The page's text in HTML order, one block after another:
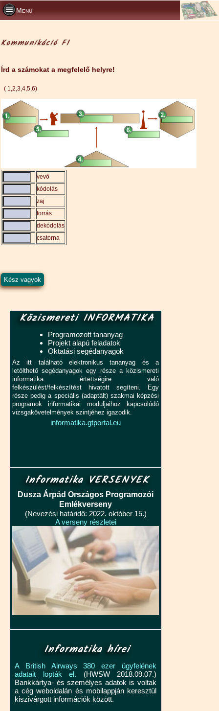
Menü
Kommunikáció F1
Írd a számokat a megfelelő helyre!
( 1,2,3,4,5,6)
vevő
kódolás
zaj
forrás
dekódolás
csatorna
Közismereti INFORMATIKA
Programozott tananyag
Projekt alapú feladatok
Oktatási segédanyagok
Az itt található elektronikus tananyag és a
letölthető segédanyagok egy része a közismereti
informatika értettségire való
felkészülést/felkészítést hivatott segíteni. Egy
része pedig a speciális (adaptált) szakmai képzési
programok informatikai moduljaihoz kapcsolódó
vizsgakövetelmények szintjéhez igazodik.
informatika.gtportal.eu
Informatika VERSENYEK
Dusza Árpád Országos Programozói
Emlékverseny
(Nevezési határidő: 2022. október 15.)
A verseny részletei
Informatika hírei
A British Airways 380 ezer ügyfelének
adatait lopták el. (HWSW 2018.09.07.)
Bankkártya- és személyes adatok is voltak
a cég weboldalán és mobilappján keresztül
kiszivárgott információk között.